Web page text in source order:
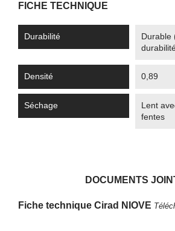
FICHE TECHNIQUE
Durabilité
Durable
Densité 0,89
Séchage
Lent
fentes
DOCUMENTS
Fiche technique Cirad NIOVE